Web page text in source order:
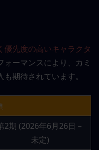
優先度の高いキャラクタ
ーマンスにより、カミ
期待されています。
2期 (2026年6月26日 –
未定)